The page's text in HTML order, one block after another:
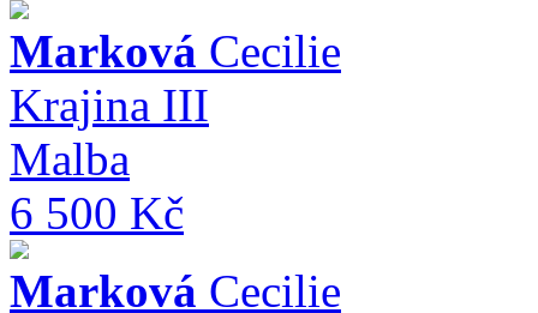
Marková Cecilie
Krajina III
Malba
6 500 Kč
Marková Cecilie